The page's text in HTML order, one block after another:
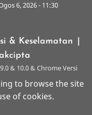
6, 2026 - 11:30
& Keselamatan
& 10.0 & Chrome Versi
1024 x 768
All rights reserved.
to browse the site
of cookies.